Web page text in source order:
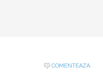
COMENTEAZA